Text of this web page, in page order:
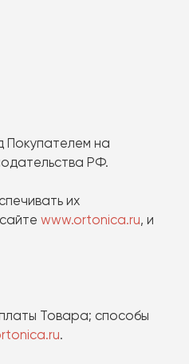
Покупателем на
РФ.
их
www.ortonica.ru, и
Товара; способы
.